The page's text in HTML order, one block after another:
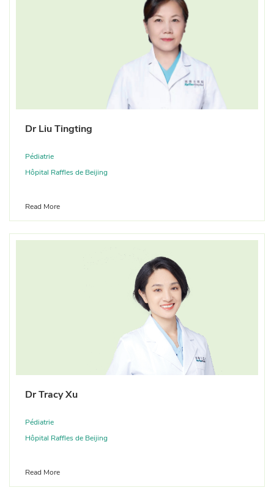
Dr Liu Tingting
Pédiatrie
Hôpital Raffles de Beijing
Read More
Dr Tracy Xu
Pédiatrie
Hôpital Raffles de Beijing
Read More